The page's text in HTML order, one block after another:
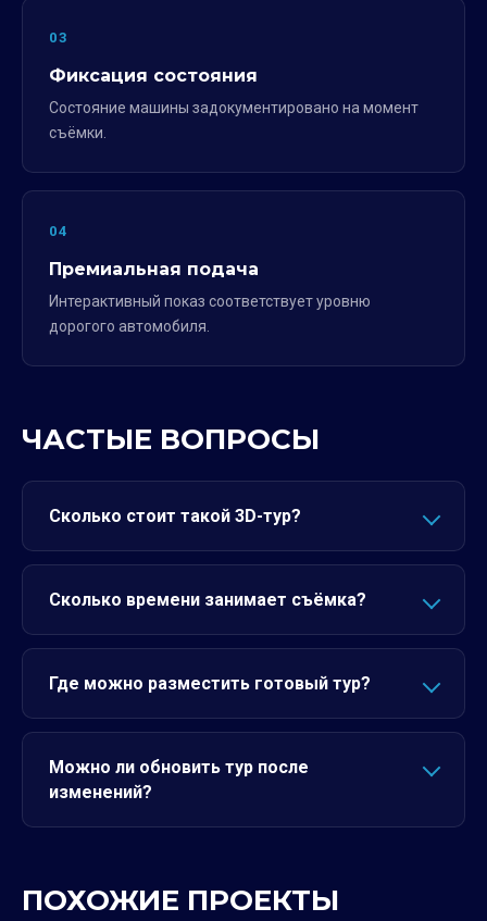
03
Фиксация состояния
Состояние машины задокументировано на момент
съёмки.
04
Премиальная подача
Интерактивный показ соответствует уровню
дорогого автомобиля.
ЧАСТЫЕ ВОПРОСЫ
Сколько стоит такой 3D-тур?
Сколько времени занимает съёмка?
Где можно разместить готовый тур?
Можно ли обновить тур после
изменений?
ПОХОЖИЕ ПРОЕКТЫ